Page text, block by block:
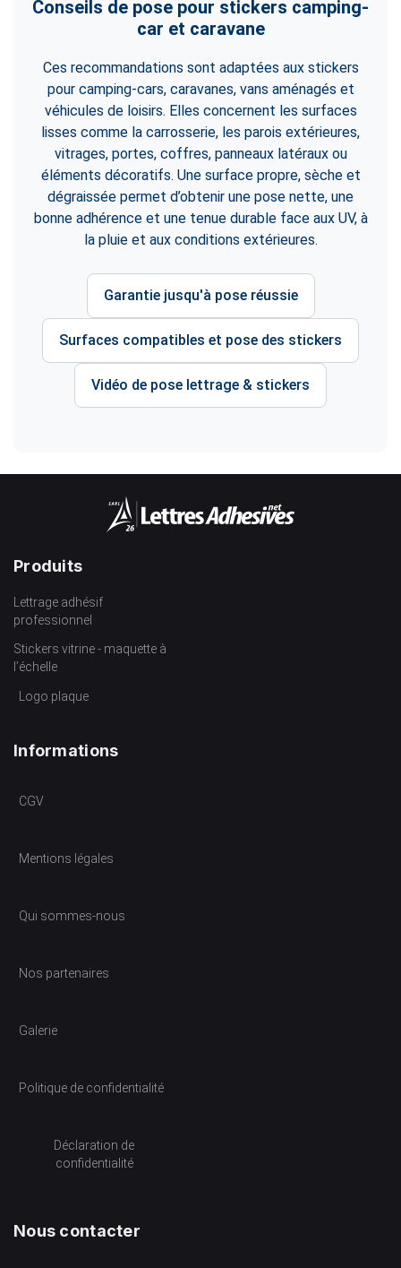
Conseils de pose pour stickers camping-
car et caravane
Ces recommandations sont adaptées aux stickers
pour camping-cars, caravanes, vans aménagés et
véhicules de loisirs. Elles concernent les surfaces
lisses comme la carrosserie, les parois extérieures,
vitrages, portes, coffres, panneaux latéraux ou
éléments décoratifs. Une surface propre, sèche et
dégraissée permet d’obtenir une pose nette, une
bonne adhérence et une tenue durable face aux UV, à
la pluie et aux conditions extérieures.
Garantie jusqu'à pose réussie
Surfaces compatibles et pose des stickers
Vidéo de pose lettrage & stickers
Produits
Lettrage adhésif
professionnel
Stickers vitrine - maquette à
l’échelle
Logo plaque
Informations
CGV
Mentions légales
Qui sommes-nous
Nos partenaires
Galerie
Politique de confidentialité
Déclaration de
confidentialité
Nous contacter